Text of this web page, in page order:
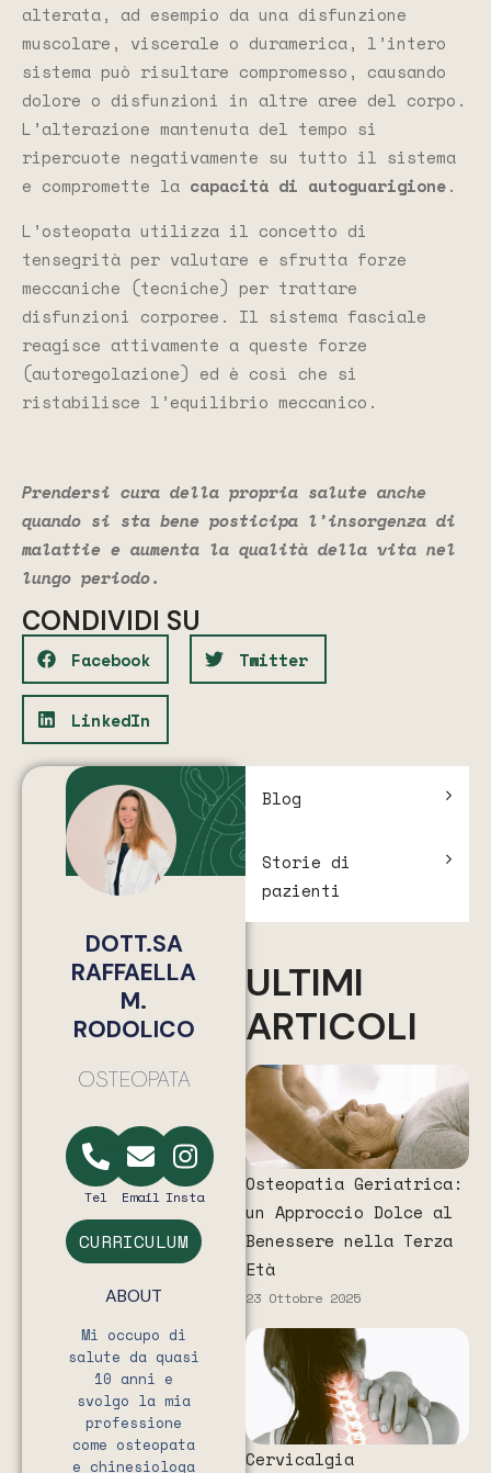
alterata, ad esempio da una disfunzione
muscolare, viscerale o duramerica, l’intero
sistema può risultare compromesso, causando
dolore o disfunzioni in altre aree del corpo.
L’alterazione mantenuta del tempo si
ripercuote negativamente su tutto il sistema
e compromette la capacità di autoguarigione.
L’osteopata utilizza il concetto di
tensegrità per valutare e sfrutta forze
meccaniche (tecniche) per trattare
disfunzioni corporee. Il sistema fasciale
reagisce attivamente a queste forze
(autoregolazione) ed è così che si
ristabilisce l’equilibrio meccanico.
Prendersi cura della propria salute anche
quando si sta bene posticipa l’insorgenza di
malattie e aumenta la qualità della vita nel
lungo periodo.
CONDIVIDI SU
Facebook Twitter
LinkedIn
DOTT.SA
RAFFAELLA
M.
RODOLICO
OSTEOPATA
Tel Email Insta
CURRICULUM
ABOUT
Mi occupo di
salute da quasi
10 anni e
svolgo la mia
professione
come osteopata
e chinesiologa
Blog
Storie di
pazienti
ULTIMI
ARTICOLI
Osteopatia Geriatrica:
un Approccio Dolce al
Benessere nella Terza
Età
23 Ottobre 2025
Cervicalgia